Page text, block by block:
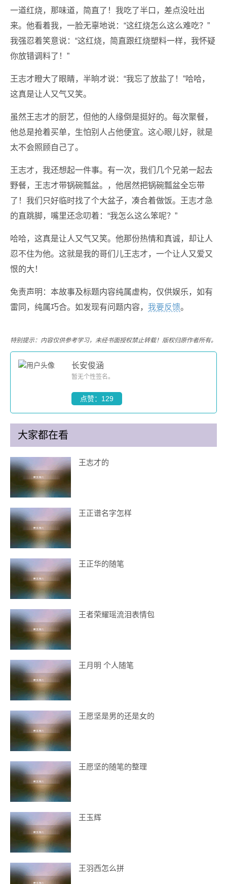
一道红烧，那味道，简直了！我吃了半口，差点没吐出
来。他看着我，一脸无辜地说：“这红烧怎么这么难吃？”
我强忍着笑意说：“这红烧，简直跟红烧塑料一样，我怀疑
你放错调料了！”
王志才瞪大了眼睛，半晌才说：“我忘了放盐了！”哈哈，
这真是让人又气又笑。
虽然王志才的厨艺，但他的人缘倒是挺好的。每次聚餐，
他总是抢着买单，生怕别人占他便宜。这心眼儿好，就是
太不会照顾自己了。
王志才，我还想起一件事。有一次，我们几个兄弟一起去
野餐，王志才带锅碗瓢盆。，他居然把锅碗瓢盆全忘带
了！我们只好临时找了个大盆子，凑合着做饭。王志才急
的直跳脚，嘴里还念叨着：“我怎么这么笨呢？”
哈哈，这真是让人又气又笑。他那份热情和真诚，却让人
忍不住为他。这就是我的哥们儿王志才，一个让人又爱又
恨的大！
免责声明：本故事及标题内容纯属虚构，仅供娱乐，如有
雷同，纯属巧合。如发现有问题内容， 我要反馈。
特别提示：内容仅供参考学习，未经书面授权禁止转载！版权归原作者所有。
长安俊涵
暂无个性签名。
点赞：129
大家都在看
王志才的
王正谱名字怎样
王正华的随笔
王者荣耀瑶流泪表情包
王月明 个人随笔
王愿坚是男的还是女的
王愿坚的随笔的整理
王玉辉
王羽西怎么拼